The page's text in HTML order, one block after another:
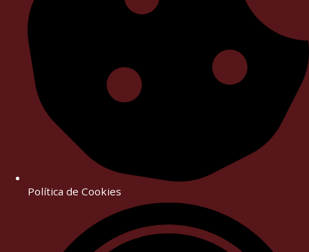
Política de Cookies